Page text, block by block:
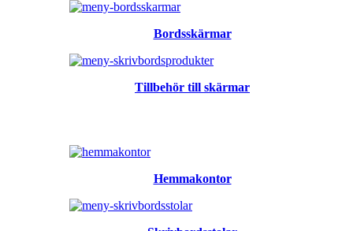
Bordsskärmar
Tillbehör till skärmar
Hemmakontor